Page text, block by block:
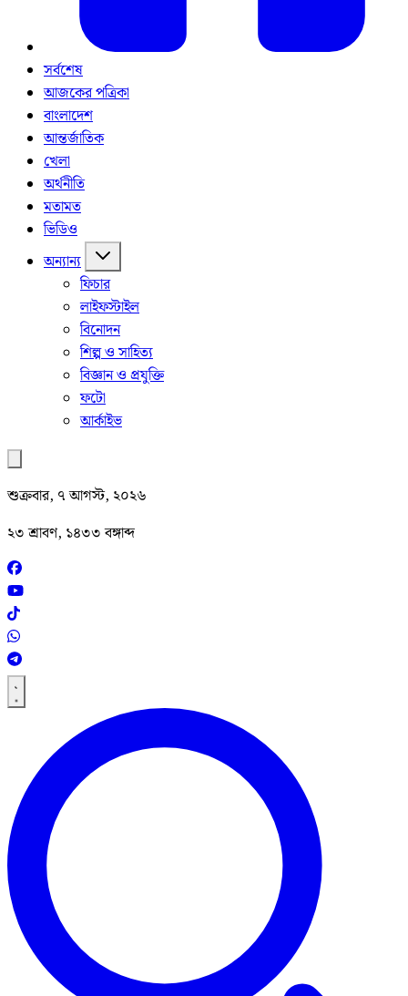
সর্বশেষ
আজকের পত্রিকা
বাংলাদেশ
আন্তর্জাতিক
খেলা
অর্থনীতি
মতামত
ভিডিও
অন্যান্য
ফিচার
লাইফস্টাইল
বিনোদন
শিল্প ও সাহিত্য
বিজ্ঞান ও প্রযুক্তি
ফটো
আর্কাইভ
শুক্রবার, ৭ আগস্ট, ২০২৬
২৩ শ্রাবণ, ১৪৩৩ বঙ্গাব্দ